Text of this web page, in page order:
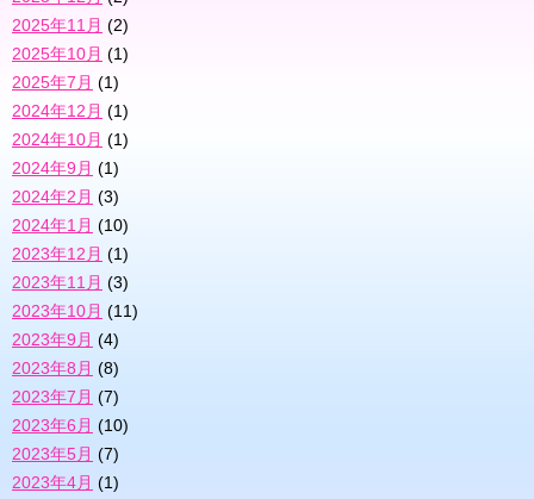
2025年11月 (2)
2025年10月 (1)
2025年7月 (1)
2024年12月 (1)
2024年10月 (1)
2024年9月 (1)
2024年2月 (3)
2024年1月 (10)
2023年12月 (1)
2023年11月 (3)
2023年10月 (11)
2023年9月 (4)
2023年8月 (8)
2023年7月 (7)
2023年6月 (10)
2023年5月 (7)
2023年4月 (1)